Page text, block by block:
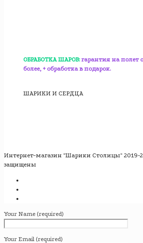
ОБРАБОТКА ШАРОВ: гарантия на полет
более, + обработка в подарок.
ШАРИКИ И СЕРДЦА
Интернет-магазин "Шарики Столицы" 2019-
защищены
Your Name (required)
Your Email (required)